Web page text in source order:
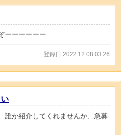
ーーーーーー
登録日 2022.12.08 03:26
誰か紹介してくれませんか、急募